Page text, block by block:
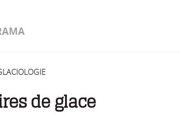
de glace